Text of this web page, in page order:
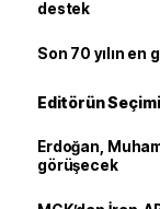
destek
Son 70 yılın en
Editörün Seçimi
Erdoğan,
görüşecek